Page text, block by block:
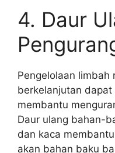
4. Daur
Pengelolaan limbah
berkelanjutan
membantu
Daur ulang bahan-
dan kaca
akan bahan baku